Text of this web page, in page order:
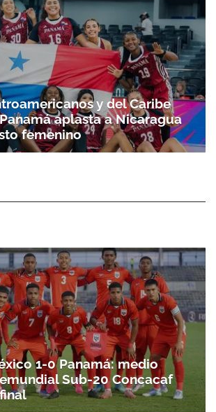
y del Caribe
aplasta a Nicaragua
femenino
1-0 Panamá: medio
Sub-20 Concacaf